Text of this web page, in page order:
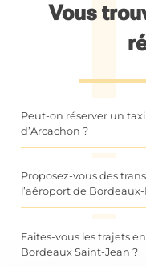
Vous
Peut-on réserver un
d’Arcachon ?
pour la gare
éviter toute attente,
lors des départs
En anticipant votre
fiable et ponctuel,
Proposez-vous des
l’aéroport de
l’aéroport de
service est
Faites-vous les trajets
Bordeaux Saint-Jean ?